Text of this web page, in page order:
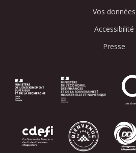
Vos données
Accessibilité
Presse
Image Image
Image Image